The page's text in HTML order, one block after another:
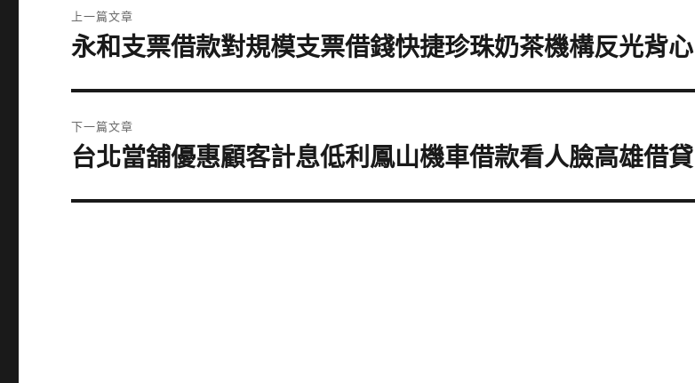
章
上一篇文章
上
篇
文
章:
永和支票借款對規模支票借錢快捷珍珠奶茶機構反光背心
下一篇文章
下
篇
台北當舖優惠顧客計息低利鳳山機車借款看人臉高雄借貸